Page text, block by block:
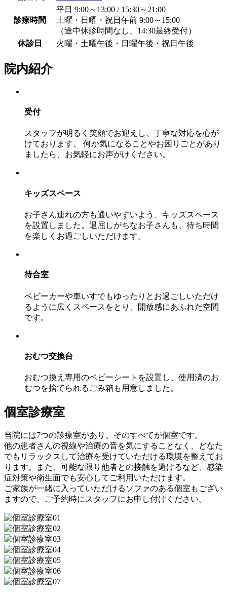
診療時間
平日 9:00～13:00 / 15:30～21:00
土曜・日曜・祝日午前 9:00～15:00
（途中休診時間なし、14:30最終受付）
休診日
火曜・土曜午後・日曜午後・祝日午後
院内紹介
受付
スタッフが明るく笑顔でお迎えし、丁寧な対応を心が
けております。 何か気になることやお困りごとがあり
ましたら、お気軽にお声がけください。
キッズスペース
お子さん連れの方も通いやすいよう、キッズスペース
を設置しました。退屈しがちなお子さんも、待ち時間
を楽しくお過ごしいただけます。
待合室
ベビーカーや車いすでもゆったりとお過ごしいただけ
るように広くスペースをとり、開放感にあふれた空間
です。
おむつ交換台
おむつ換え専用のベビーシートを設置し、使用済のお
むつを捨てられるごみ箱も用意しました。
個室診療室
当院には7つの診療室があり、そのすべてが個室です。
他の患者さんの視線や治療の音を気にすることなく、どなた
でもリラックスして治療を受けていただける環境を整えてお
ります。また、可能な限り他者との接触を避けるなど、感染
症対策や衛生面でも安心してご利用いただけます。
ご家族が一緒に入っていただけるソファのある個室もござい
ますので、ご予約時にスタッフにお申し付けください。